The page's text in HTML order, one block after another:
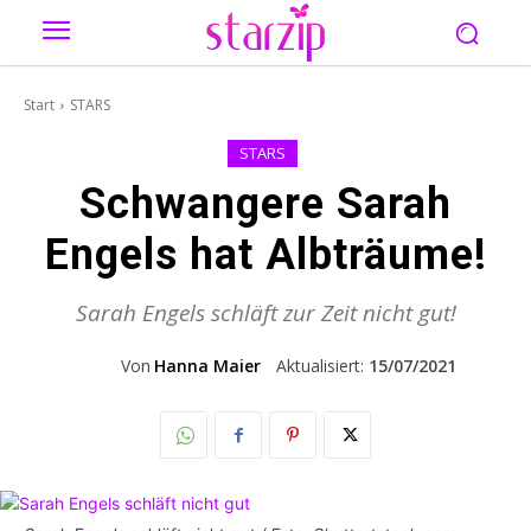
Start STARS
STARS
Schwangere Sarah
Engels hat Albträume!
Sarah Engels schläft zur Zeit nicht gut!
Von Hanna Maier Aktualisiert: 15/07/2021